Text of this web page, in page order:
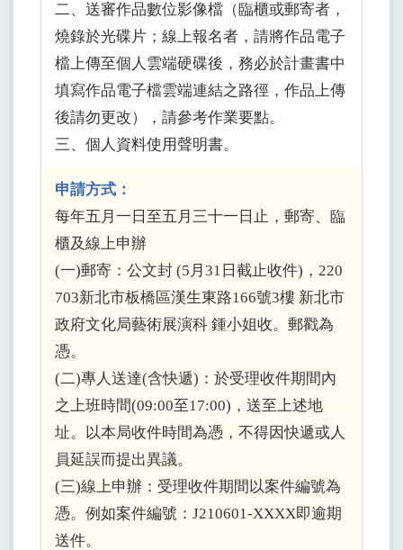
二、送審作品數位影像檔（臨櫃或郵寄者，
燒錄於光碟片；線上報名者，請將作品電子
檔上傳至個人雲端硬碟後，務必於計畫書中
填寫作品電子檔雲端連結之路徑，作品上傳
後請勿更改），請參考作業要點。
三、個人資料使用聲明書。
申請方式：
每年五月一日至五月三十一日止，郵寄、臨
櫃及線上申辦
(一)郵寄：公文封 (5月31日截止收件)，220
703新北市板橋區漢生東路166號3樓 新北市
政府文化局藝術展演科 鍾小姐收。郵戳為
憑。
(二)專人送達(含快遞)：於受理收件期間內
之上班時間(09:00至17:00)，送至上述地
址。以本局收件時間為憑，不得因快遞或人
員延誤而提出異議。
(三)線上申辦：受理收件期間以案件編號為
憑。例如案件編號：J210601-XXXX即逾期
送件。